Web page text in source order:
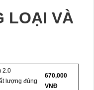
LOẠI VÀ
2.0
lượng đúng
670,000
VNĐ